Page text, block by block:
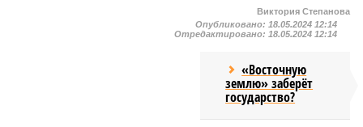
Виктория Степанова
Опубликовано: 18.05.2024 12:14
Отредактировано: 18.05.2024 12:14
«Восточную
землю» заберёт
государство?